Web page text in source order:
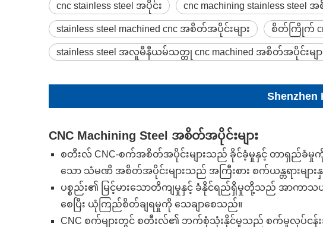
cnc stainless steel အပိုင်း cnc machining stainless steel
stainless steel machined cnc အစိတ်အပိုင်းများ စိတ်ကြိုက်
stainless steel အလူမီနီယမ်သတ္တု cnc machined အစိတ်အပိုင်းမျာ
Shenzhen
CNC Machining Steel အစိတ်အပိုင်းများ
စတီးလ် CNC-စက်အစိတ်အပိုင်းများသည် ခိုင်ခံ့မှုနှင့် တာရှည်ခံမှုကို
သော သံမဏိ အစိတ်အပိုင်းများသည် အကြီးစား စက်ယန္တရားမျ
ပစ္စည်း၏ မြင့်မားသောတိကျမှုနှင့် ခံနိုင်ရည်ရှိမှုတို့သည် အာကာသယ
စေပြီး ယုံကြည်စိတ်ချရမှုကို သေချာစေသည်။
CNC စက်များတွင် စတီးလ်၏ ဘက်စုံသုံးနိုင်မှုသည် စက်မှုလုပ်ငန်း